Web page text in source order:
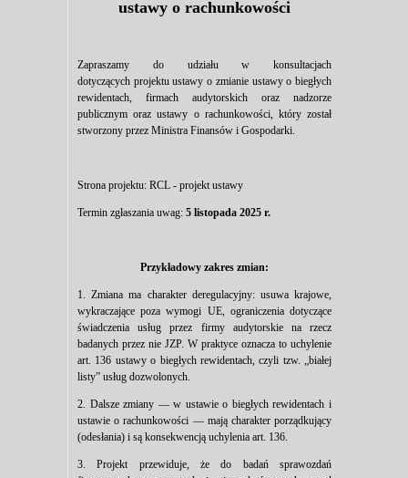
ustawy o rachunkowości
Zapraszamy do udziału w konsultacjach
dotyczących projektu ustawy o zmianie ustawy o biegłych
rewidentach, firmach audytorskich oraz nadzorze
publicznym oraz ustawy o rachunkowości, który został
stworzony przez Ministra Finansów i Gospodarki.
Strona projektu: RCL - projekt ustawy
Termin zgłaszania uwag: 5 listopada 2025 r.
Przykładowy zakres zmian:
1. Zmiana ma charakter deregulacyjny: usuwa krajowe,
wykraczające poza wymogi UE, ograniczenia dotyczące
świadczenia usług przez firmy audytorskie na rzecz
badanych przez nie JZP. W praktyce oznacza to uchylenie
art. 136 ustawy o biegłych rewidentach, czyli tzw. „białej
listy” usług dozwolonych.
2. Dalsze zmiany — w ustawie o biegłych rewidentach i
ustawie o rachunkowości — mają charakter porządkujący
(odesłania) i są konsekwencją uchylenia art. 136.
3. Projekt przewiduje, że do badań sprawozdań